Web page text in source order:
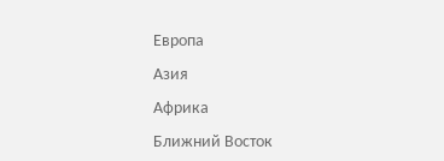
Европа
Азия
Африка
Ближний Восток